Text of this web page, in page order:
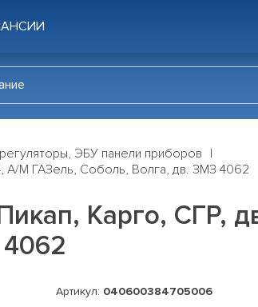
ЭБУ панели приборов
А/М ГАЗель, Соболь, Волга, дв. ЗМЗ 4062
Карго, СГР,
Артикул: 040600384705006